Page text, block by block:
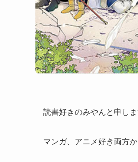
読書好きのみやんと申し
マンガ、アニメ好き両方